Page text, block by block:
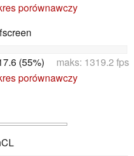
porównawczy
(55%) maks: 1319.2 fps
porównawczy